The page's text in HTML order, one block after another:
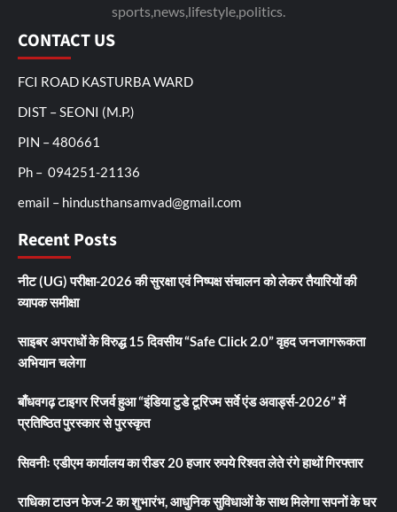
sports,news,lifestyle,politics.
CONTACT US
FCI ROAD KASTURBA WARD
DIST – SEONI (M.P.)
PIN – 480661
Ph – 094251-21136
email – hindusthansamvad@gmail.com
Recent Posts
नीट (UG) परीक्षा-2026 की सुरक्षा एवं निष्पक्ष संचालन को लेकर तैयारियों की
व्यापक समीक्षा
साइबर अपराधों के विरुद्ध 15 दिवसीय “Safe Click 2.0” वृहद जनजागरूकता
अभियान चलेगा
बाँधवगढ़ टाइगर रिजर्व हुआ “इंडिया टुडे टूरिज्म सर्वे एंड अवार्ड्स-2026” में
प्रतिष्ठित पुरस्कार से पुरस्कृत
सिवनीः एडीएम कार्यालय का रीडर 20 हजार रुपये रिश्वत लेते रंगे हाथों गिरफ्तार
राधिका टाउन फेज-2 का शुभारंभ, आधुनिक सुविधाओं के साथ मिलेगा सपनों के घर